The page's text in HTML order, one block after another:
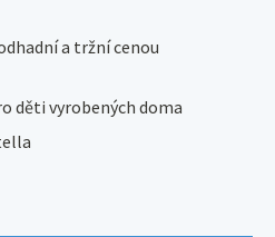
a tržní cenou
děti vyrobených doma